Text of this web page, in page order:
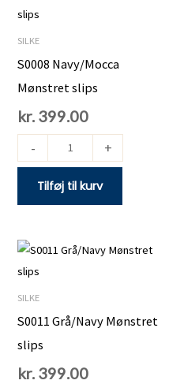
SILKE
S0008 Navy/Mocca
Mønstret slips
kr. 399.00
-
Navy/Mocca
Mønstret
+
Tilføj til kurv
SILKE
S0011 Grå/Navy Mønstret
slips
kr. 399.00
S0011
Grå/Navy
Mønstret